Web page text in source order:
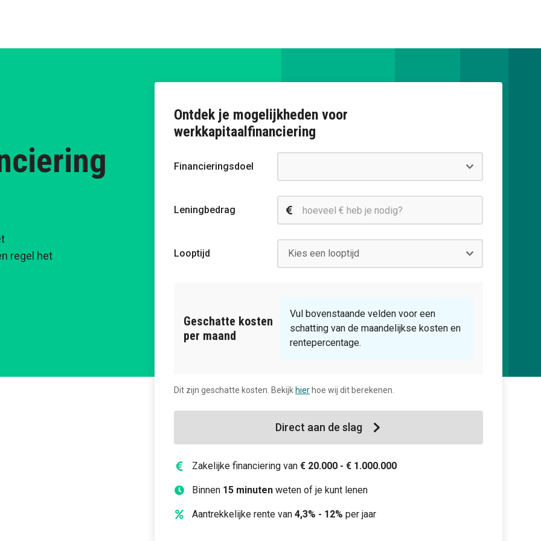
regel het
Ontdek je mogelijkheden voor
werkkapitaalfinanciering
Financieringsdoel
Leningbedrag
Looptijd
Geschatte kosten
per maand
Vul bovenstaande velden voor een
schatting van de maandelijkse kosten en
rentepercentage.
Dit zijn geschatte kosten. Bekijk hier hoe wij dit berekenen.
Direct aan de slag
Zakelijke financiering van € 20.000 - € 1.000.000
Binnen 15 minuten weten of je kunt lenen
Aantrekkelijke rente van 4,3% - 12% per jaar